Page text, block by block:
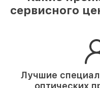
сервисного
Лучшие
оптических